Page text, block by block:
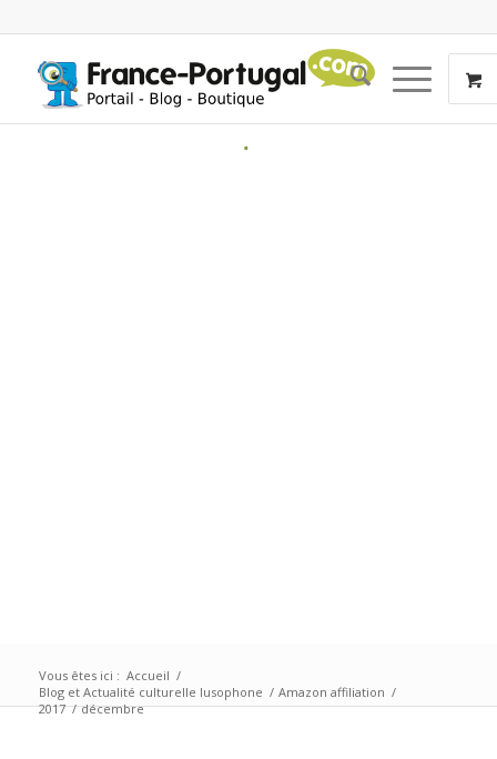
Vous êtes ici : Accueil /
Blog et Actualité culturelle lusophone / Amazon affiliation /
2017 / décembre